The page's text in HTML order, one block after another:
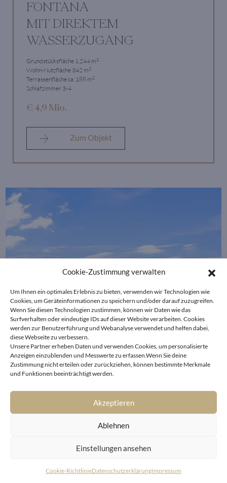
Cookie-Zustimmung verwalten
Um Ihnen ein optimales Erlebnis zu bieten, verwenden wir Technologien wie
Cookies, um Geräteinformationen zu speichern und/oder darauf zuzugreifen.
Wenn Sie diesen Technologien zustimmen, können wir Daten wie das
Surfverhalten oder eindeutige IDs auf dieser Website verarbeiten. Cookies
werden zur Benutzerführung und Webanalyse verwendet und helfen dabei,
diese Webseite zu verbessern.
Unsere Partner erheben Daten und verwenden Cookies, um personalisierte
Anzeigen einzublenden und Messwerte zu erfassen.Wenn Sie deine
Zustimmung nicht erteilen oder zurückziehen, können bestimmte Merkmale
und Funktionen beeinträchtigt werden.
Akzeptieren
Ablehnen
Einstellungen ansehen
Cookie-RichtlinieDatenschutzerklärungImpressum
FONTANA
MIT DIREKTEM
WASSERZUGANG
Grundstücksfläche 1.244 m2
Wohn-Nutzfläche 342 m2
Terrassenfläche ca. 188 m2
Schlafzimmer 3-4
€ 4,9 Mio.
Zum Objekt
THE ONE –
Grundstücksfläche 1.058 m2